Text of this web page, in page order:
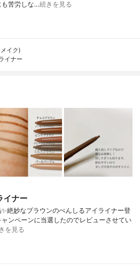
も苦労しな…続きを見る
イク)
イナー
イナー
絶妙なブラウンのぺんしるアイライナー登
ンペーンに当選したのでレビューさせてい
を見る